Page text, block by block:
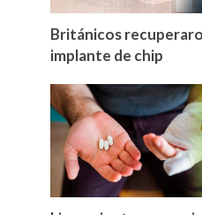
Británicos
implante de chip